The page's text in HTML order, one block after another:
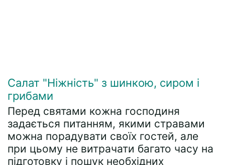
Салат "Ніжність" з шинкою, сиром і
грибами
Перед святами кожна господиня
задається питанням, якими стравами
можна порадувати своїх гостей, але
при цьому не витрачати багато часу на
підготовку і пошук необхідних